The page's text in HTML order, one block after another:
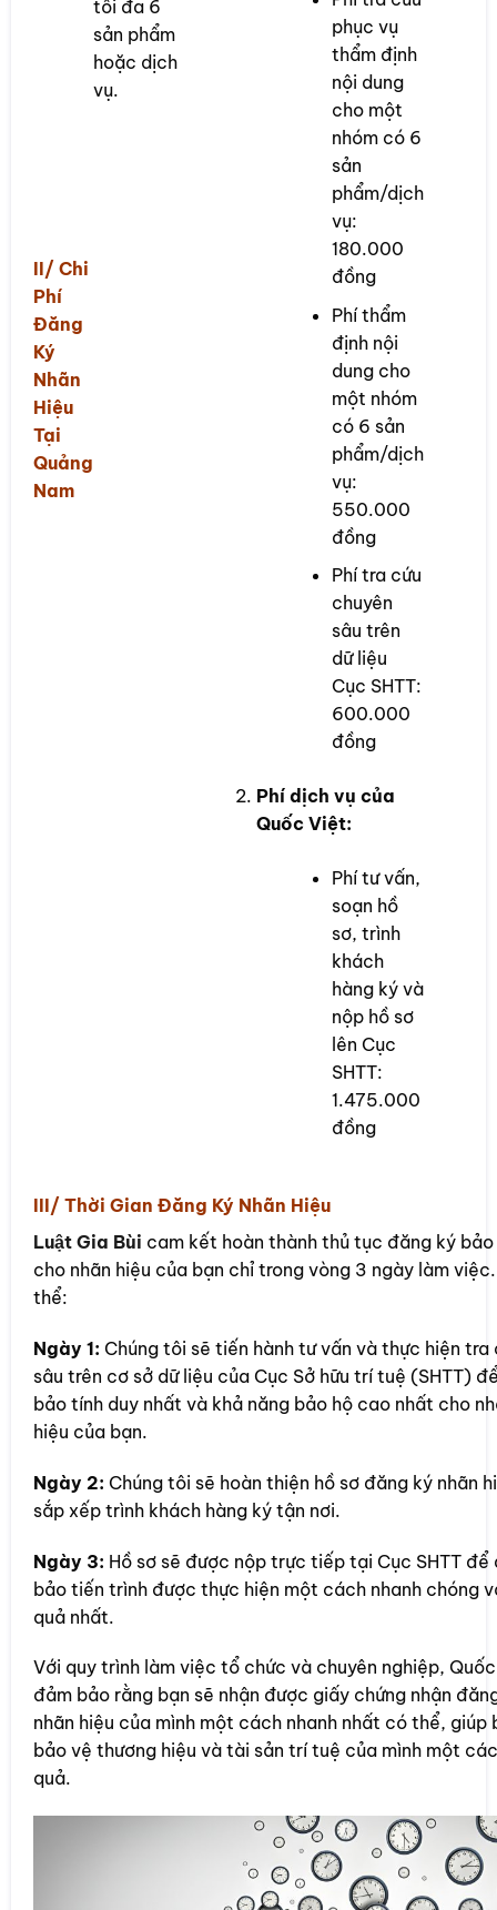
II/ Chi
Phí
Đăng
Ký
Nhãn
Hiệu
Tại
Quảng
Nam
tối đa 6
sản phẩm
hoặc dịch
vụ.
phục vụ
thẩm định
nội dung
cho một
nhóm có 6
sản
phẩm/dịch
vụ:
180.000
đồng
Phí thẩm
định nội
dung cho
một nhóm
có 6 sản
phẩm/dịch
vụ:
550.000
đồng
Phí tra cứu
chuyên
sâu trên
dữ liệu
Cục SHTT:
600.000
đồng
Phí dịch vụ của
Quốc Việt:
Phí tư vấn,
soạn hồ
sơ, trình
khách
hàng ký và
nộp hồ sơ
lên Cục
SHTT:
1.475.000
đồng
III/ Thời Gian Đăng Ký Nhãn Hiệu
Luật Gia Bùi cam kết hoàn thành thủ tục đăng ký bảo
cho nhãn hiệu của bạn chỉ trong vòng 3 ngày làm
thể:
Ngày 1: Chúng tôi sẽ tiến hành tư vấn và thực hiện tra
sâu trên cơ sở dữ liệu của Cục Sở hữu trí tuệ (SHTT)
bảo tính duy nhất và khả năng bảo hộ cao nhất cho
hiệu của bạn.
Ngày 2: Chúng tôi sẽ hoàn thiện hồ sơ đăng ký nhãn
sắp xếp trình khách hàng ký tận nơi.
Ngày 3: Hồ sơ sẽ được nộp trực tiếp tại Cục SHTT để
bảo tiến trình được thực hiện một cách nhanh chóng
quả nhất.
Với quy trình làm việc tổ chức và chuyên nghiệp,
đảm bảo rằng bạn sẽ nhận được giấy chứng nhận
nhãn hiệu của mình một cách nhanh nhất có thể, giúp
bảo vệ thương hiệu và tài sản trí tuệ của mình một
quả.